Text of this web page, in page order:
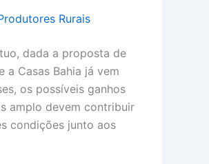
Rurais
dada a proposta de
a Casas Bahia já vem
os possíveis ganhos
amplo devem contribuir
condições junto aos